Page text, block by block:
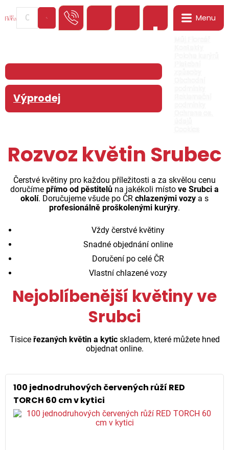
Menu
Výprodej
Rozvoz květin Srubec
Čerstvé květiny pro každou příležitosti a za skvělou cenu
doručíme přímo od pěstitelů na jakékoli místo ve Srubci a
okolí. Doručujeme všude po ČR chlazenými vozy a s
profesionálně proškolenými kurýry.
Vždy čerstvé květiny
Snadné objednání online
Doručení po celé ČR
Vlastní chlazené vozy
Nejoblíbenější květiny ve
Srubci
Tisice řezaných květin a kyticskladem, které můžete hned
objednat online.
100 jednodruhových červených růží RED
TORCH 60 cm v kytici